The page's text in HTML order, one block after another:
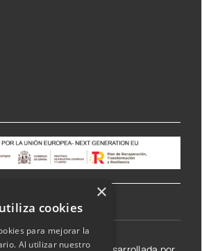
×
cookies
para mejorar la
Al utilizar nuestro